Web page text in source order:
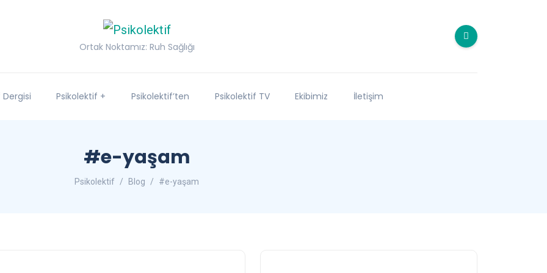
Ortak Noktamız: Ruh Sağlığı
Psikolektif + Psikolektif’ten Psikolektif TV Ekibimiz İletişim
#e-yaşam
Psikolektif Blog #e-yaşam